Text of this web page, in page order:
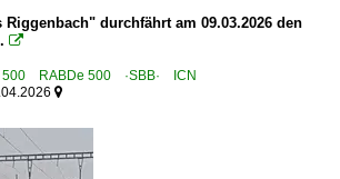
Riggenbach" durchfährt am 09.03.2026 den

500 RABDe 500 ·SBB· ICN
